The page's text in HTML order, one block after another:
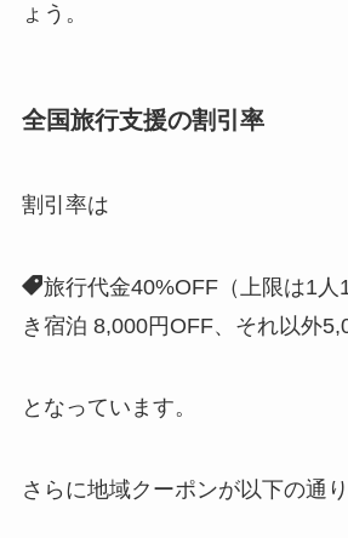
ょう。
全国旅行支援の割引率
割引率は
旅行代金40%OFF（上限は1人
き宿泊 8,000円OFF、それ以外
となっています。
さらに地域クーポンが以下の通